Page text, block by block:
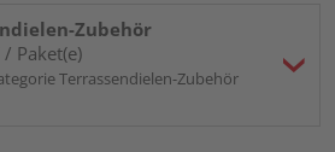
Zubehör
Paket(e)
Terrassendielen-Zubehör